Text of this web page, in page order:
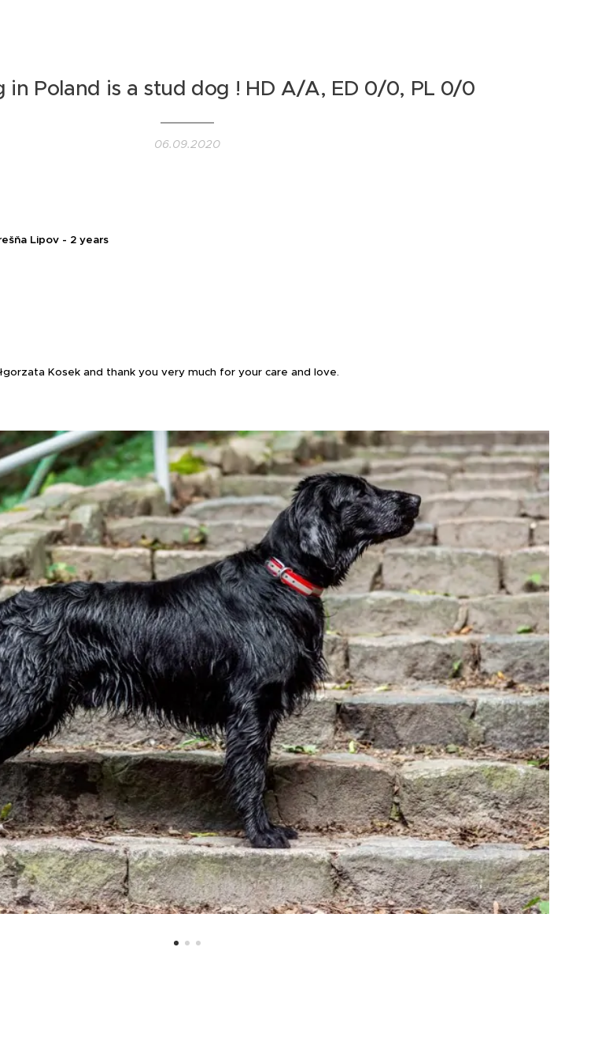
in Poland is a stud dog ! HD A/A, ED 0/0, PL 0/0
06.09.2020
Lipov - 2 years
Kosek and thank you very much for your care and love.